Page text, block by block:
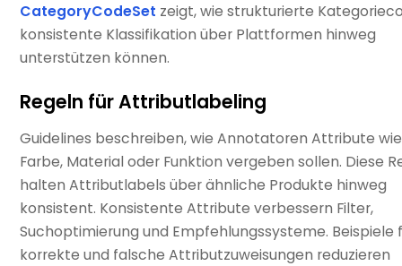
CategoryCodeSet zeigt, wie strukturierte
konsistente Klassifikation über Plattformen hinweg
unterstützen können.
Regeln für Attributlabeling
Guidelines beschreiben, wie Annotatoren Attribute wie
Farbe, Material oder Funktion vergeben sollen. Diese
halten Attributlabels über ähnliche Produkte hinweg
konsistent. Konsistente Attribute verbessern Filter,
Suchoptimierung und Empfehlungssysteme. Beispiele
korrekte und falsche Attributzuweisungen reduzieren